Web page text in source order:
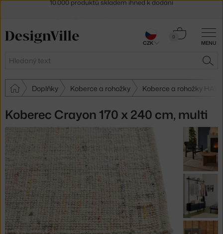
MENU
Hledat
0
Košík
Doplňky Koberce a rohožky Koberce a rohožky HAY
Koberec Crayon 170 x 240 cm, multi
30 dní na vrácení zboží
CZK